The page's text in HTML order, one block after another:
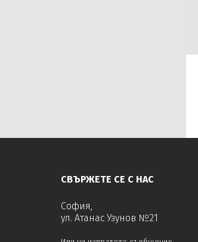
СВЪРЖЕТЕ СЕ С НАС
София,
ул. Атанас Узунов №21